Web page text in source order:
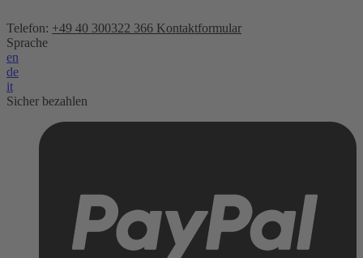
Telefon: +49 40 300322 366 Kontaktformular
Sprache
en
de
it
Sicher bezahlen